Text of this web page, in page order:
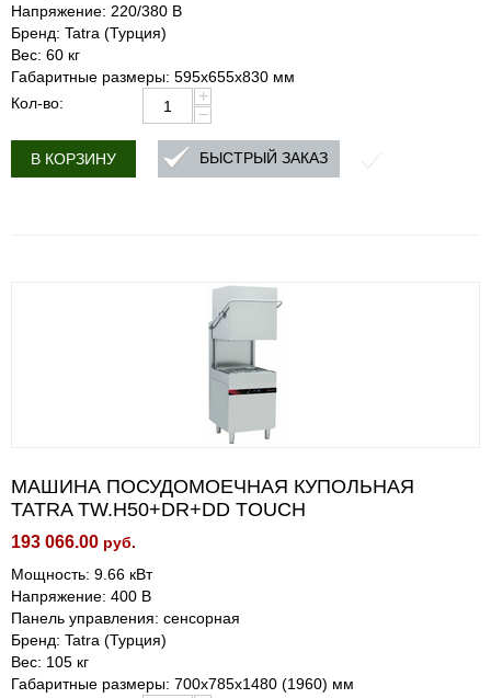
Напряжение: 220/380 В
Бренд: Tatra (Турция)
Вес: 60 кг
Габаритные размеры: 595х655х830 мм
Кол-во:
+
−
В КОРЗИНУ БЫСТРЫЙ ЗАКАЗ
МАШИНА ПОСУДОМОЕЧНАЯ КУПОЛЬНАЯ
TATRA TW.H50+DR+DD TOUCH
193 066.00 руб.
Мощность: 9.66 кВт
Напряжение: 400 В
Панель управления: сенсорная
Бренд: Tatra (Турция)
Вес: 105 кг
Габаритные размеры: 700х785х1480 (1960) мм